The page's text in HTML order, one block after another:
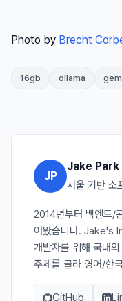
Photo by Brecht
16gb ollama
JP
Jake Park
서울 기반 소
2014년부터 백엔드/
어왔습니다. Jake's
개발자를 위해 국내
주제를 골라 영어/한
GitHub